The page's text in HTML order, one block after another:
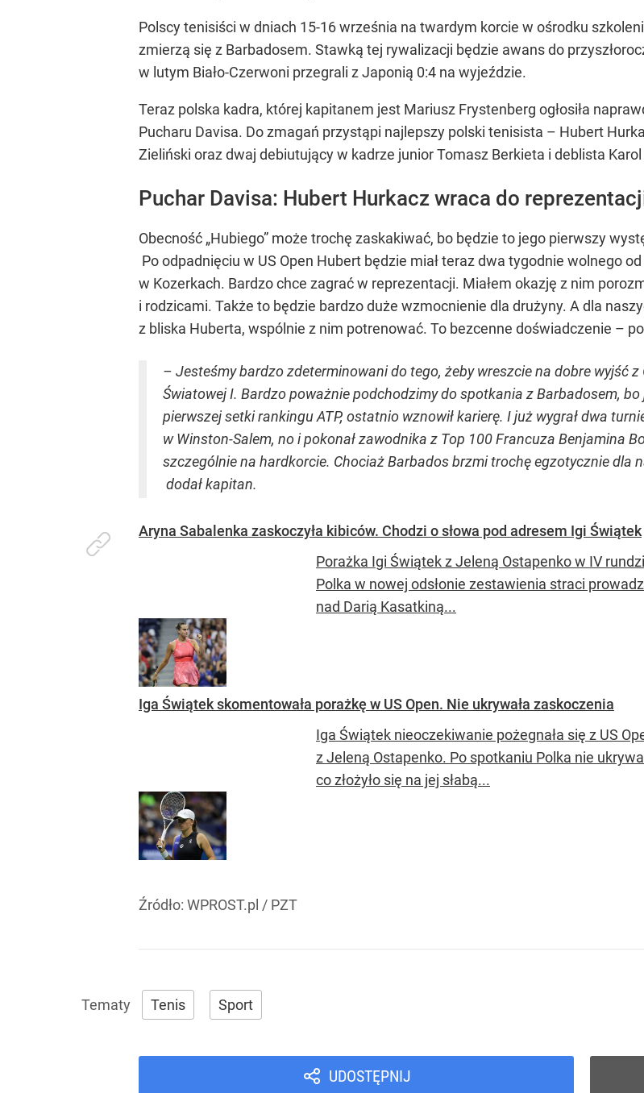
Polscy tenisiści w dniach 15-16 września na twardym korcie w ośrodku
zmierzą się z Barbadosem. Stawką tej rywalizacji będzie awans do
w lutym Biało-Czerwoni przegrali z Japonią 0:4 na wyjeździe.
Teraz polska kadra, której kapitanem jest Mariusz Frystenberg ogłosiła
Pucharu Davisa. Do zmagań przystąpi najlepszy polski tenisista – Hubert
Zieliński oraz dwaj debiutujący w kadrze junior Tomasz Berkieta i deblista
Puchar Davisa: Hubert Hurkacz wraca do
Obecność „Hubiego” może trochę zaskakiwać, bo będzie to jego pierwszy
Po odpadnięciu w US Open Hubert będzie miał teraz dwa tygodnie wolnego
w Kozerkach. Bardzo chce zagrać w reprezentacji. Miałem okazję z nim
i rodzicami. Także to będzie bardzo duże wzmocnienie dla drużyny. A dla
z bliska Huberta, wspólnie z nim potrenować. To bezcenne doświadczenie –
– Jesteśmy bardzo zdeterminowani do tego, żeby wreszcie na dobre wyjść
Światowej I. Bardzo poważnie podchodzimy do spotkania z Barbadosem,
pierwszej setki rankingu ATP, ostatnio wznowił karierę. I już wygrał dwa
w Winston-Salem, no i pokonał zawodnika z Top 100 Francuza Benjamina
szczególnie na hardkorcie. Chociaż Barbados brzmi trochę egzotycznie dla
dodał kapitan.
Aryna Sabalenka zaskoczyła kibiców. Chodzi o słowa pod adresem Igi Świątek
Porażka Igi Świątek z Jeleną Ostapenko w IV
Polka w nowej odsłonie zestawienia straci
nad Darią Kasatkiną...
Iga Świątek skomentowała porażkę w US Open. Nie ukrywała zaskoczenia
Iga Świątek nieoczekiwanie pożegnała się z US
z Jeleną Ostapenko. Po spotkaniu Polka nie
co złożyło się na jej słabą...
Źródło: WPROST.pl / PZT
Tenis Sport
UDOSTĘPNIJ